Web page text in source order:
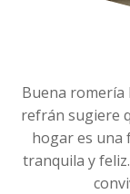
Buena romería
refrán sugiere
hogar es una
tranquila y